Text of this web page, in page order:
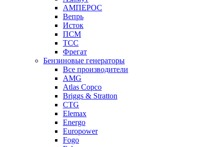
АМПЕРОС
Вепрь
Исток
ПСМ
ТСС
Фрегат
Бензиновые генераторы
Все производители
AMG
Atlas Copco
Briggs & Stratton
CTG
Elemax
Energo
Europower
Fogo